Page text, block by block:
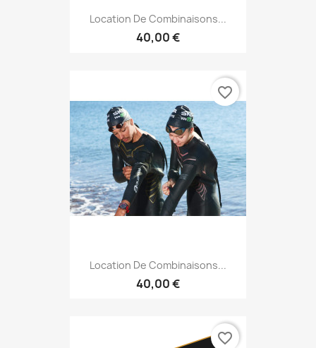
Location De Combinaisons...
40,00 €
Location De Combinaisons...
40,00 €
favorite_border
favorite_border